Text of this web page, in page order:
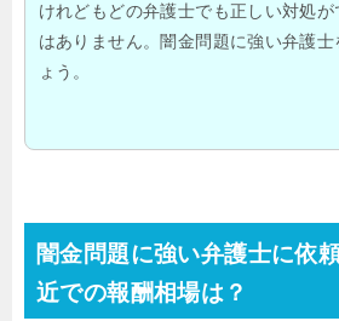
けれどもどの弁護士でも正しい対処
はありません。闇金問題に強い弁護士
ょう。
闇金問題に強い弁護士に依
近での報酬相場は？